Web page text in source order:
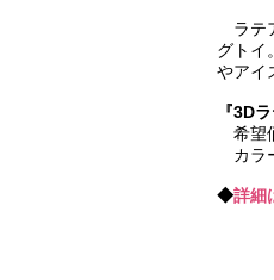
ラテ
グトイ
アイス
『3D
希望
カラ
◆詳細